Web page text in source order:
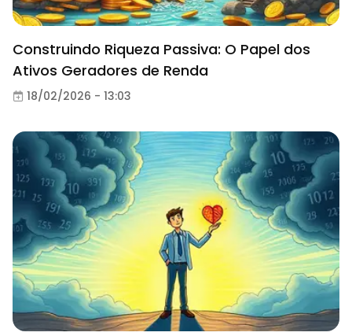
Construindo Riqueza Passiva: O Papel dos
Ativos Geradores de Renda
18/02/2026 - 13:03